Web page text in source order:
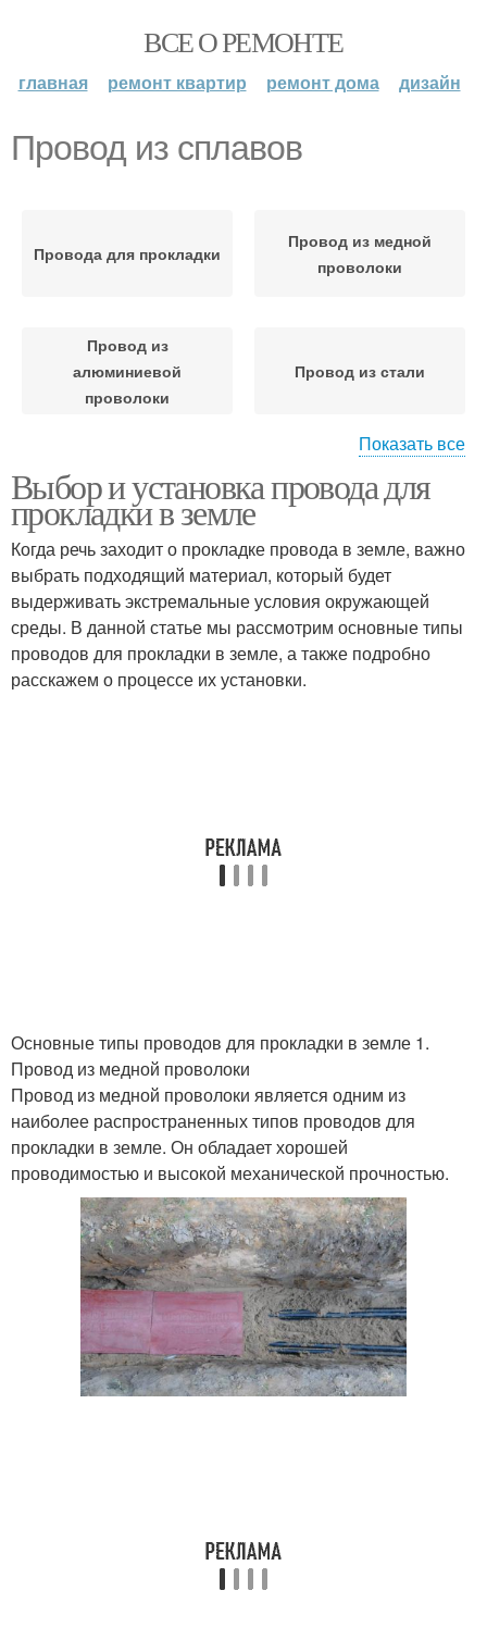
ВСЕ О РЕМОНТЕ
главная ремонт квартир ремонт дома дизайн
Провод из сплавов
Провода для прокладки
Провод из медной
проволоки
Провод из
алюминиевой
проволоки
Провод из стали
Провода в земле
Показать все
Выбор и установка провода для
прокладки в земле
Когда речь заходит о прокладке провода в земле, важно
выбрать подходящий материал, который будет
выдерживать экстремальные условия окружающей
среды. В данной статье мы рассмотрим основные типы
проводов для прокладки в земле, а также подробно
расскажем о процессе их установки.
Основные типы проводов для прокладки в земле 1.
Провод из медной проволоки
Провод из медной проволоки является одним из
наиболее распространенных типов проводов для
прокладки в земле. Он обладает хорошей
проводимостью и высокой механической прочностью.